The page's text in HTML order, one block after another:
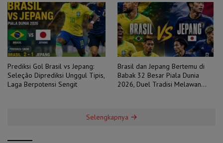
Prediksi Gol Brasil vs Jepang:
Seleção Diprediksi Unggul Tipis,
Laga Berpotensi Sengit
Brasil dan Jepang Bertemu di
Babak 32 Besar Piala Dunia
2026, Duel Tradisi Melawan
Selengkapnya